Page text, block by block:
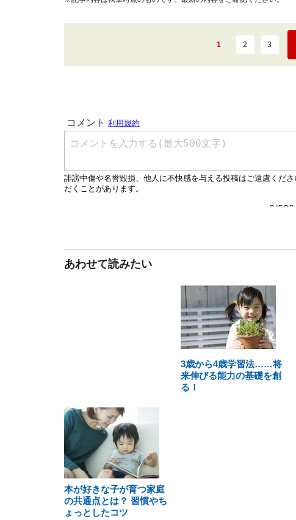
1 2 3
あわせて読みたい
3歳から4歳学習法……将
来伸びる能力の基礎を創
る！
本が好きな子が育つ家庭
の共通点とは？ 習慣やち
ょっとしたコツ